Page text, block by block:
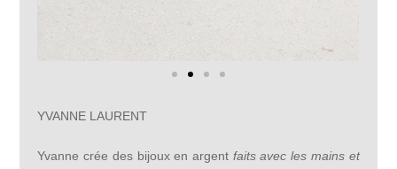
YVANNE LAURENT
Yvanne crée des bijoux en argent faits avec les mains et